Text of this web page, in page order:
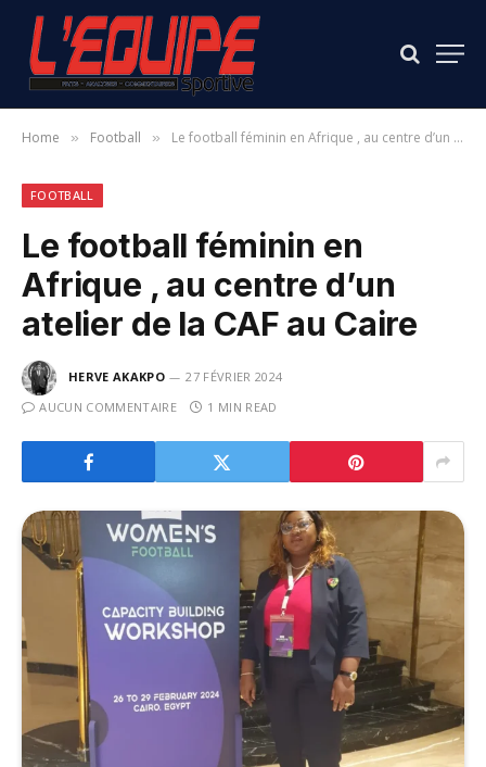
Home » Football » Le football féminin en Afrique , au centre d’un atelier de la CAF au Caire
FOOTBALL
Le football féminin en
Afrique , au centre d’un
atelier de la CAF au Caire
HERVE AKAKPO
27 FÉVRIER 2024
AUCUN COMMENTAIRE
1 MIN READ